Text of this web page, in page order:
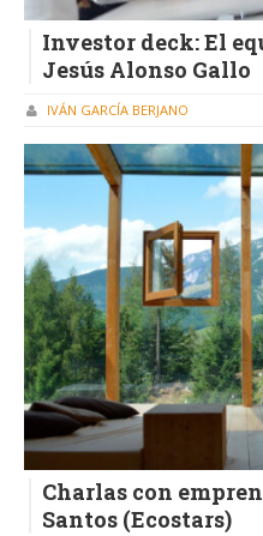
Investor deck: El
Jesús Alonso Gallo
IVÁN GARCÍA BERJANO
Charlas con
Santos (Ecostars)